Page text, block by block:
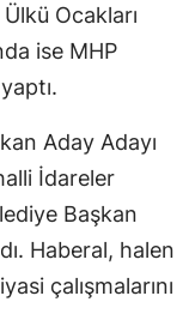
Ocakları
ise MHP
Aday Adayı
İdareler
Başkan
Haberal, halen
çalışmalarını